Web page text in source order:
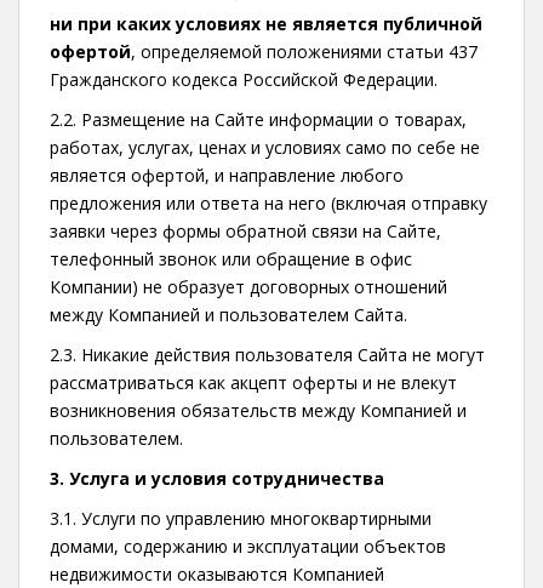
ни при каких условиях не является публичной
офертой, определяемой положениями статьи 437
Гражданского кодекса Российской Федерации.
2.2. Размещение на Сайте информации о товарах,
работах, услугах, ценах и условиях само по себе не
является офертой, и направление любого
предложения или ответа на него (включая отправку
заявки через формы обратной связи на Сайте,
телефонный звонок или обращение в офис
Компании) не образует договорных отношений
между Компанией и пользователем Сайта.
2.3. Никакие действия пользователя Сайта не могут
рассматриваться как акцепт оферты и не влекут
возникновения обязательств между Компанией и
пользователем.
3. Услуга и условия сотрудничества
3.1. Услуги по управлению многоквартирными
домами, содержанию и эксплуатации объектов
недвижимости оказываются Компанией